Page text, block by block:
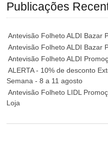
Publicações
Antevisão Folheto ALDI Bazar
Antevisão Folheto ALDI Bazar
Antevisão Folheto ALDI
ALERTA - 10% de desconto
Semana - 8 a 11 agosto
Antevisão Folheto LIDL
Loja